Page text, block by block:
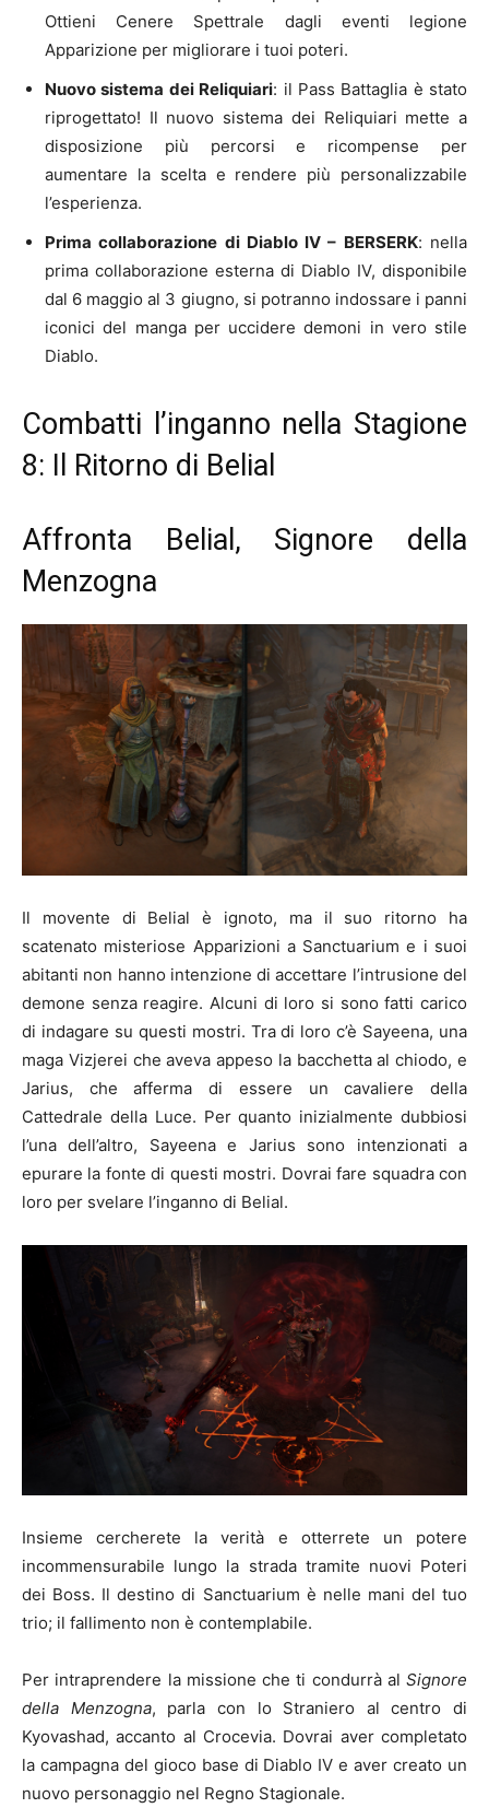
Ottieni Cenere Spettrale dagli eventi legione
Apparizione per migliorare i tuoi poteri.
Nuovo sistema dei Reliquiari: il Pass Battaglia è stato
riprogettato! Il nuovo sistema dei Reliquiari mette a
disposizione più percorsi e ricompense per
aumentare la scelta e rendere più personalizzabile
l’esperienza.
Prima collaborazione di Diablo IV – BERSERK: nella
prima collaborazione esterna di Diablo IV, disponibile
dal 6 maggio al 3 giugno, si potranno indossare i panni
iconici del manga per uccidere demoni in vero stile
Diablo.
Combatti l’inganno nella Stagione
8: Il Ritorno di Belial
Affronta Belial, Signore della
Menzogna
Il movente di Belial è ignoto, ma il suo ritorno ha
scatenato misteriose Apparizioni a Sanctuarium e i suoi
abitanti non hanno intenzione di accettare l’intrusione del
demone senza reagire. Alcuni di loro si sono fatti carico
di indagare su questi mostri. Tra di loro c’è Sayeena, una
maga Vizjerei che aveva appeso la bacchetta al chiodo, e
Jarius, che afferma di essere un cavaliere della
Cattedrale della Luce. Per quanto inizialmente dubbiosi
l’una dell’altro, Sayeena e Jarius sono intenzionati a
epurare la fonte di questi mostri. Dovrai fare squadra con
loro per svelare l’inganno di Belial.
Insieme cercherete la verità e otterrete un potere
incommensurabile lungo la strada tramite nuovi Poteri
dei Boss. Il destino di Sanctuarium è nelle mani del tuo
trio; il fallimento non è contemplabile.
Per intraprendere la missione che ti condurrà al Signore
della Menzogna, parla con lo Straniero al centro di
Kyovashad, accanto al Crocevia. Dovrai aver completato
la campagna del gioco base di Diablo IV e aver creato un
nuovo personaggio nel Regno Stagionale.